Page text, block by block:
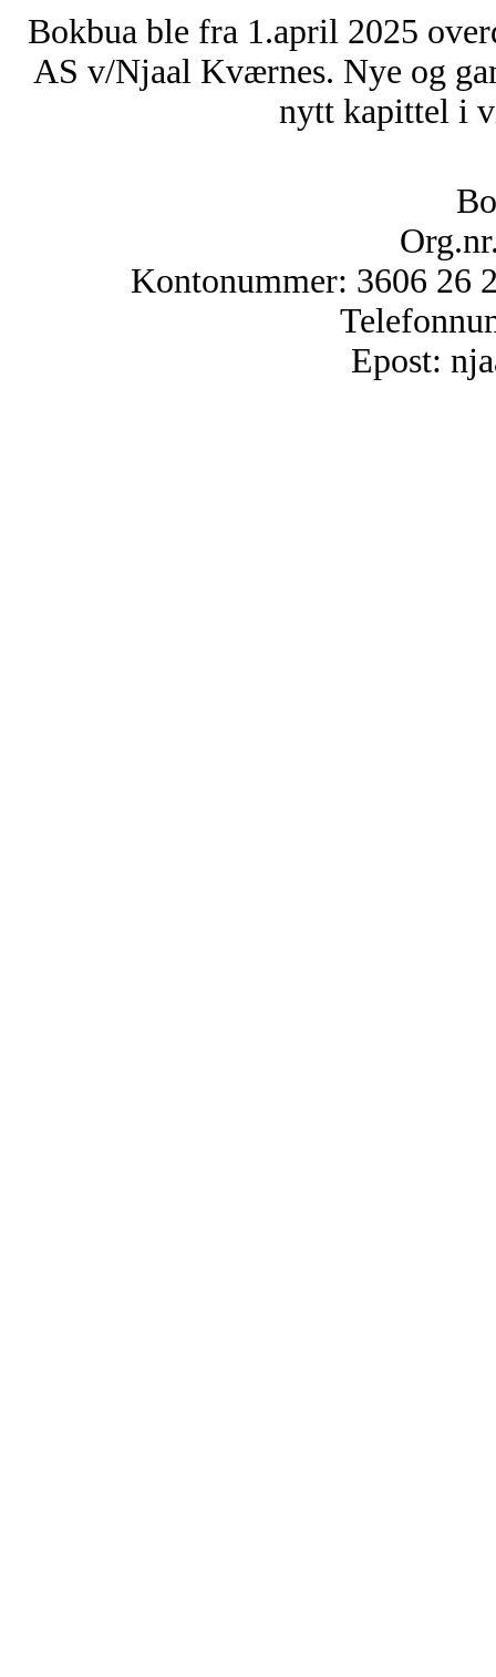
Bokbua ble fra 1.april 2025
AS v/Njaal Kværnes. Nye og
nytt kapittel i
Kontonummer: 3606 26
Epost: